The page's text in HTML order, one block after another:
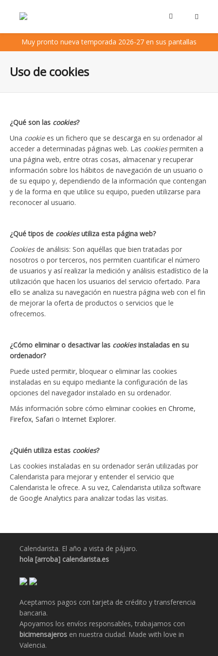
Muy pronto nueva temporada 2026-27 en sus pantallas
Uso de cookies
¿Qué son las cookies?
Una cookiees un fichero que se descarga en su ordenador al
acceder a determinadas páginas web. Las cookiespermiten a
una página web, entre otras cosas, almacenar y recuperar
información sobre los hábitos de navegación de un usuario o
de su equipo y, dependiendo de la información que contengan
y de la forma en que utilice su equipo, pueden utilizarse para
reconocer al usuario.
¿Qué tipos de cookiesutiliza esta página web?
Cookiesde análisis: Son aquéllas que bien tratadas por
nosotros o por terceros, nos permiten cuantificar el número
de usuarios y así realizar la medición y análisis estadístico de la
utilización que hacen los usuarios del servicio ofertado. Para
ello se analiza su navegación en nuestra página web con el fin
de mejorar la oferta de productos o servicios que le
ofrecemos.
¿Cómo eliminar o desactivar las cookiesinstaladas en su
ordenador?
Puede usted permitir, bloquear o eliminar las cookies
instaladas en su equipo mediante la configuración de las
opciones del navegador instalado en su ordenador.
Más información sobre cómo eliminar cookies en Chrome,
Firefox, Safari o Internet Explorer.
¿Quién utiliza estas cookies?
Las cookies instaladas en su ordenador serán utilizadas por
Calendarista para mejorar y entender el servicio que
Calendarista le ofrece. A su vez, Calendarista utiliza software
de Google Analytics para analizar todas las visitas.
Calendarista. El año a vista de pájaro.
hola [arroba] calendarista.es
Aceptamos pagos con tarjeta de crédito y transferencia
bancaria.
Apoyamos los envíos responsables, trabajamos con
bicimensajeros en nuestra ciudad. Made with love in
Valencia.